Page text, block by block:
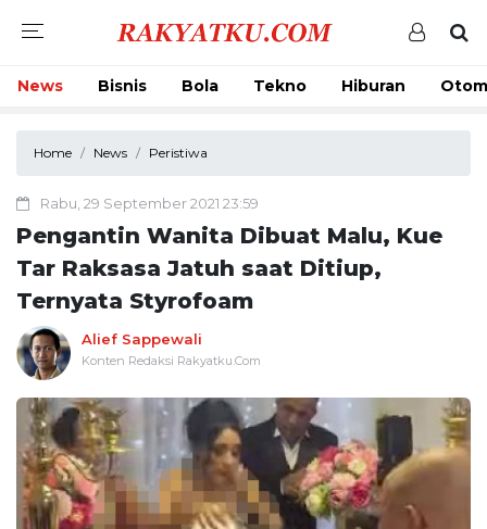
News Bisnis Bola Tekno Hiburan
Home News Peristiwa
Rabu, 29 September 2021 23:59
Pengantin Wanita Dibuat Malu, Kue
Tar Raksasa Jatuh saat Ditiup,
Ternyata Styrofoam
Alief Sappewali
Konten Redaksi Rakyatku.Com